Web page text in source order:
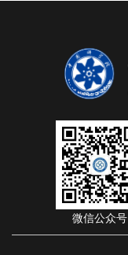
微信公众号